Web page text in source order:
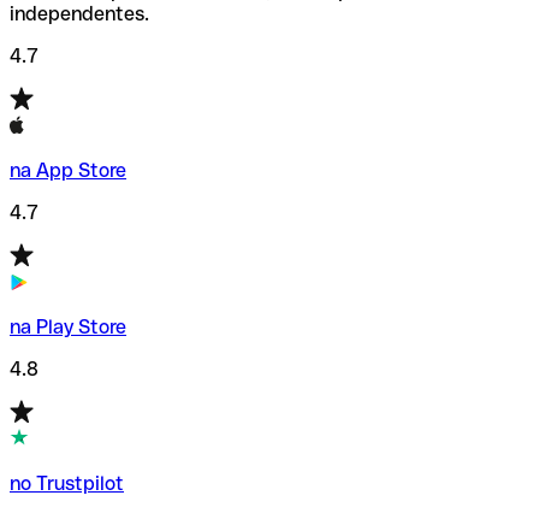
independentes.
4.7
na App Store
4.7
na Play Store
4.8
no Trustpilot